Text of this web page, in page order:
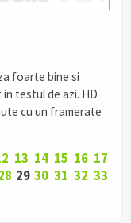
foarte bine si
testul de azi. HD
cu un framerate
13 14 15 16 17
29 30 31 32 33